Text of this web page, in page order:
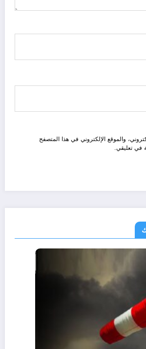
والموقع الإلكتروني في هذا المتصفح
في تعليقي.